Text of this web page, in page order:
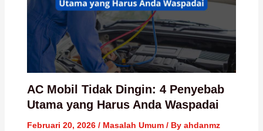
AC Mobil Tidak Dingin: 4 Penyebab
Utama yang Harus Anda Waspadai
Februari 20, 2026 / Masalah Umum/ By ahdanmz